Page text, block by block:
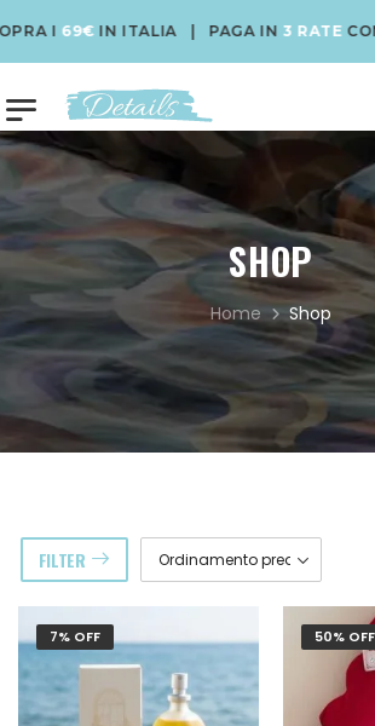
IN ITALIA | PAGA IN3 RATECON
SHOP
Home Shop
FILTER
7% OFF 50% OFF